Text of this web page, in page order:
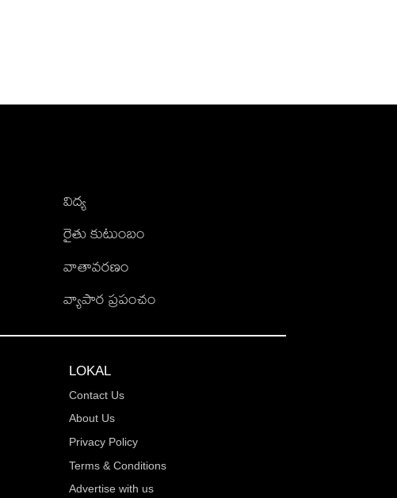
విద్య
రైతు కుటుంబం
వాతావరణం
వ్యాపార ప్రపంచం
LOKAL
Contact Us
About Us
Privacy Policy
Terms & Conditions
Advertise with us